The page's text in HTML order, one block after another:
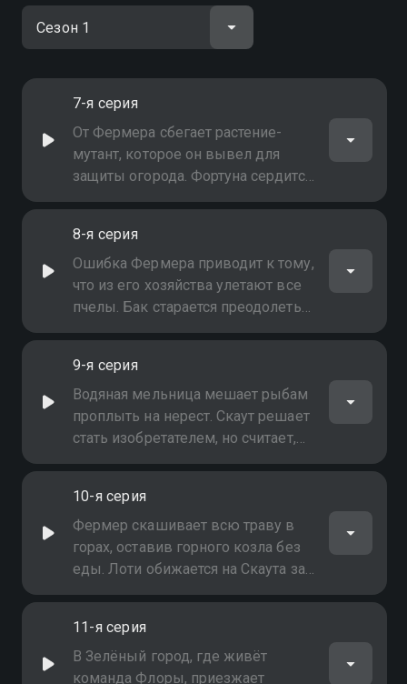
7-я серия
От Фермера сбегает растение-
мутант, которое он вывел для
защиты огорода. Фортуна сердится
оттого, что с ней никто не хочет
8-я серия
Ошибка Фермера приводит к тому,
что из его хозяйства улетают все
пчелы. Бак старается преодолеть
свой страх перед насекомыми
9-я серия
Водяная мельница мешает рыбам
проплыть на нерест. Скаут решает
стать изобретателем, но считает,
что учиться для этого не нужно
10-я серия
Фермер скашивает всю траву в
горах, оставив горного козла без
еды. Лоти обижается на Скаута за
неуважение к его желаниям
11-я серия
В Зелёный город, где живёт
команда Флоры, приезжает